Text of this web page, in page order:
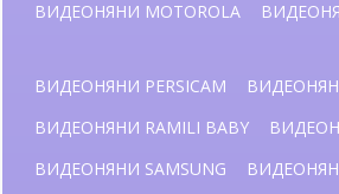
ВИДЕОНЯНИ MOTOROLA
ВИДЕОНЯНИ PERSICAM
ВИДЕОНЯНИ RAMILI BABY
ВИДЕОНЯНИ SAMSUNG